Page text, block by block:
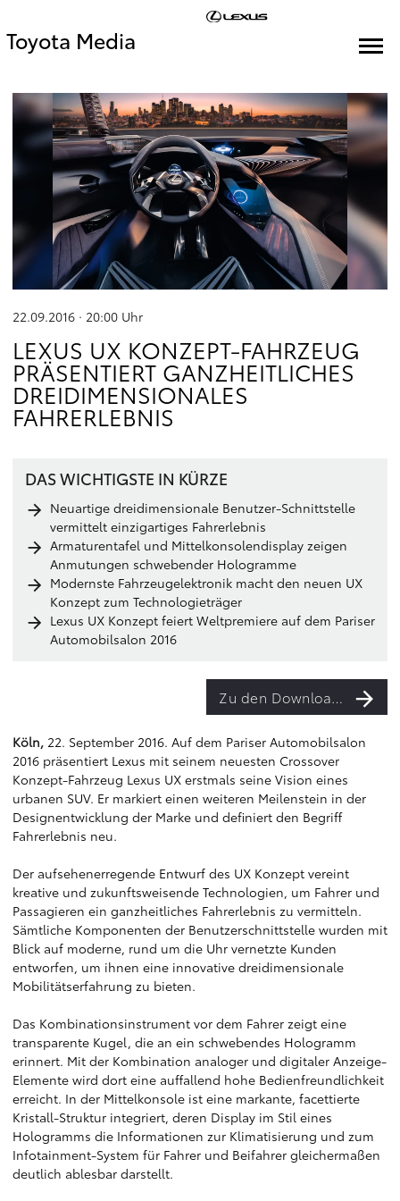
Toyota Media
22.09.2016 · 20:00 Uhr
LEXUS UX KONZEPT-FAHRZEUG
PRÄSENTIERT GANZHEITLICHES
DREIDIMENSIONALES
FAHRERLEBNIS
DAS WICHTIGSTE IN KÜRZE
Neuartige dreidimensionale Benutzer-Schnittstelle
vermittelt einzigartiges Fahrerlebnis
Armaturentafel und Mittelkonsolendisplay zeigen
Anmutungen schwebender Hologramme
Modernste Fahrzeugelektronik macht den neuen UX
Konzept zum Technologieträger
Lexus UX Konzept feiert Weltpremiere auf dem Pariser
Automobilsalon 2016
Zu den Downloads
Köln, 22. September 2016. Auf dem Pariser Automobilsalon
2016 präsentiert Lexus mit seinem neuesten Crossover
Konzept-Fahrzeug Lexus UX erstmals seine Vision eines
urbanen SUV. Er markiert einen weiteren Meilenstein in der
Designentwicklung der Marke und definiert den Begriff
Fahrerlebnis neu.
Der aufsehenerregende Entwurf des UX Konzept vereint
kreative und zukunftsweisende Technologien, um Fahrer und
Passagieren ein ganzheitliches Fahrerlebnis zu vermitteln.
Sämtliche Komponenten der Benutzerschnittstelle wurden mit
Blick auf moderne, rund um die Uhr vernetzte Kunden
entworfen, um ihnen eine innovative dreidimensionale
Mobilitätserfahrung zu bieten.
Das Kombinationsinstrument vor dem Fahrer zeigt eine
transparente Kugel, die an ein schwebendes Hologramm
erinnert. Mit der Kombination analoger und digitaler Anzeige-
Elemente wird dort eine auffallend hohe Bedienfreundlichkeit
erreicht. In der Mittelkonsole ist eine markante, facettierte
Kristall-Struktur integriert, deren Display im Stil eines
Hologramms die Informationen zur Klimatisierung und zum
Infotainment-System für Fahrer und Beifahrer gleichermaßen
deutlich ablesbar darstellt.